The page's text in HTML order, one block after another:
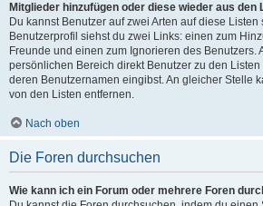
Mitglieder hinzufügen oder diese wieder aus den
Du kannst Benutzer auf zwei Arten auf diese Listen
Benutzerprofil siehst du zwei Links: einen zum
Freunde und einen zum Ignorieren des Benutzers.
persönlichen Bereich direkt Benutzer zu den
deren Benutzernamen eingibst. An gleicher Stelle
von den Listen entfernen.
Nach oben
Die Foren durchsuchen
Wie kann ich ein Forum oder mehrere Foren